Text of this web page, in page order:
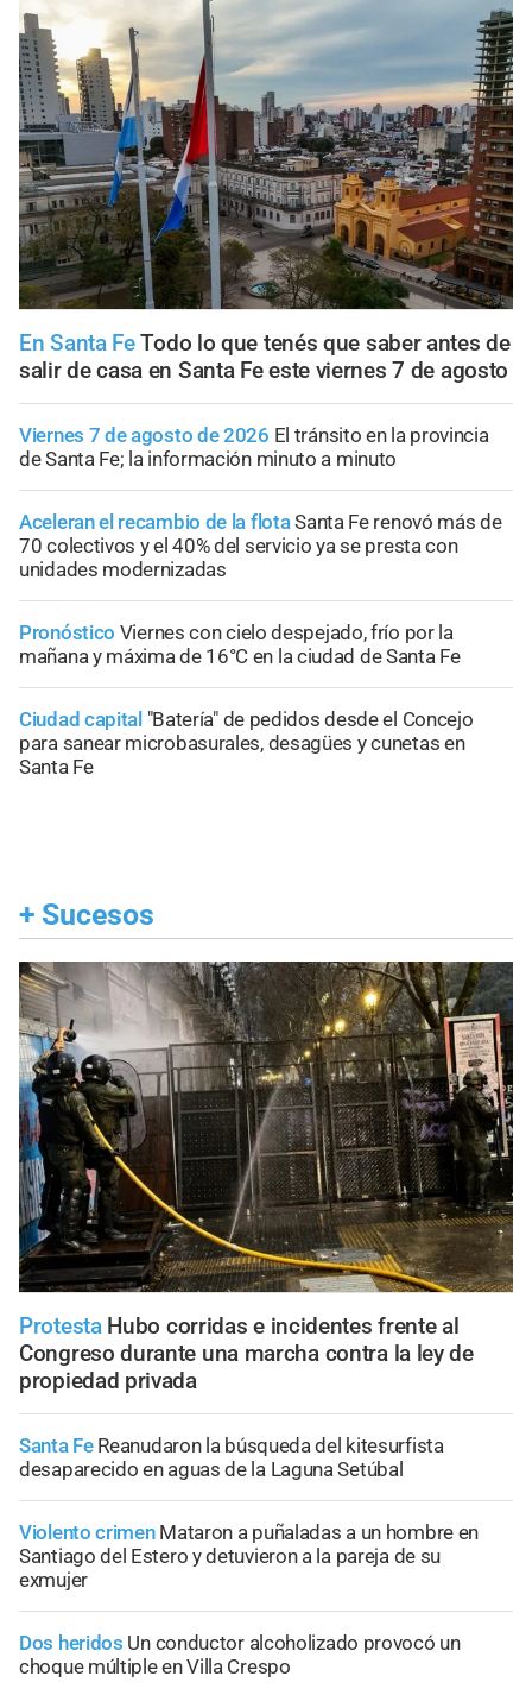
En Santa FeTodo lo que tenés que saber antes de
salir de casa en Santa Fe este viernes 7 de agosto
Viernes 7 de agosto de 2026 El tránsito en la provincia
de Santa Fe; la información minuto a minuto
Aceleran el recambio de la flotaSanta Fe renovó más de
70 colectivos y el 40% del servicio ya se presta con
unidades modernizadas
Pronóstico Viernes con cielo despejado, frío por la
mañana y máxima de 16°C en la ciudad de Santa Fe
Ciudad capital "Batería" de pedidos desde el Concejo
para sanear microbasurales, desagües y cunetas en
Santa Fe
+ Sucesos
Protesta Hubo corridas e incidentes frente al
Congreso durante una marcha contra la ley de
propiedad privada
Santa Fe Reanudaron la búsqueda del kitesurfista
desaparecido en aguas de la Laguna Setúbal
Violento crimen Mataron a puñaladas a un hombre en
Santiago del Estero y detuvieron a la pareja de su
exmujer
Dos heridos Un conductor alcoholizado provocó un
choque múltiple en Villa Crespo